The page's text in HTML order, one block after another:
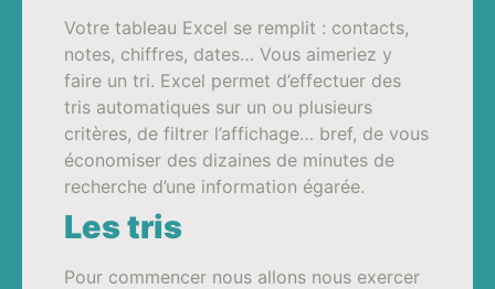
Votre tableau Excel se remplit : contacts,
notes, chiffres, dates… Vous aimeriez y
faire un tri. Excel permet d’effectuer des
tris automatiques sur un ou plusieurs
critères, de filtrer l’affichage… bref, de vous
économiser des dizaines de minutes de
recherche d’une information égarée.
Les tris
Pour commencer nous allons nous exercer